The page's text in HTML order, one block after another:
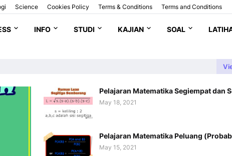
Science Cookies Policy Terms & Conditions Terms and Conditions
INFO STUDI KAJIAN SOAL
Pelajaran Matematika Segiempat dan
May 18, 2021
Pelajaran Matematika Peluang
May 15, 2021